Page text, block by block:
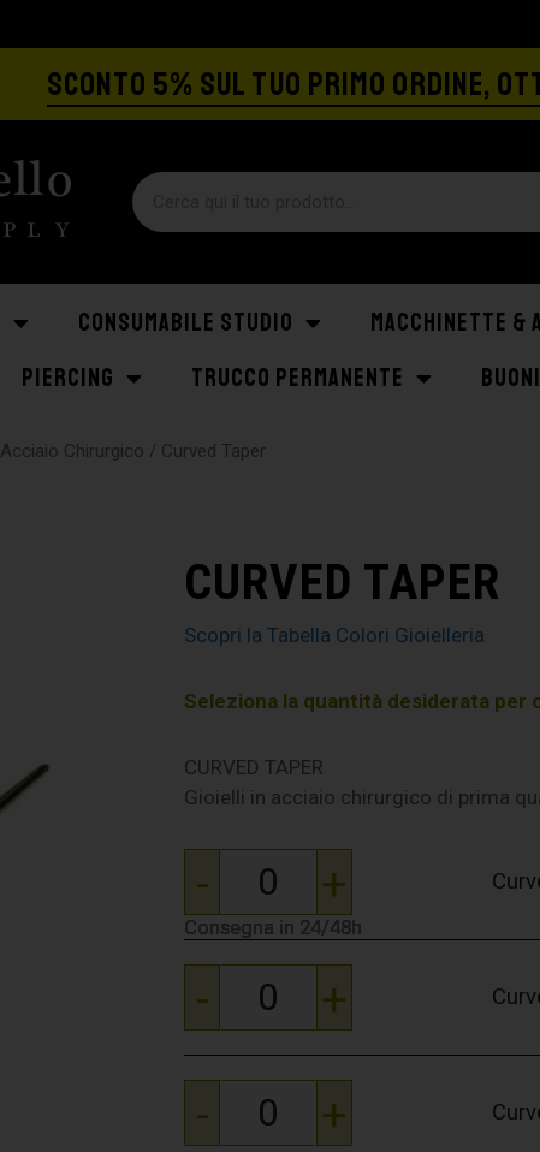
SCONTO 5% SUL TUO PRIMO ORDINE,
CONSUMABILE STUDIO MACCHINETTE &
PIERCING
TRUCCO PERMANENTE
Acciaio Chirurgico / Curved Taper
CURVED TAPER
Scopri la Tabella Colori Gioielleria
Seleziona la quantità desiderata per
CURVED TAPER
Gioielli in acciaio chirurgico di prima
- +
Consegna in 24/48h
- +
Consegna in 24/48h
- +
Consegna in 24/48h
Consegna in 24/48h
Consegna in 24/48h